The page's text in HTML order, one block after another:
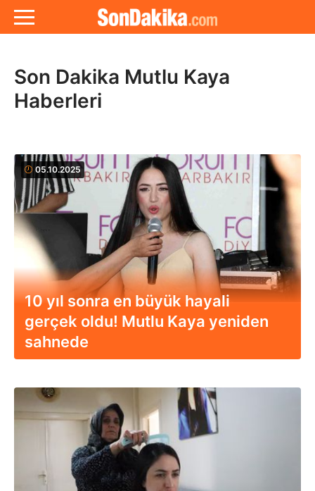
Son Dakika Mutlu Kaya
Haberleri
05.10.2025
10 yıl sonra en büyük hayali
gerçek oldu! Mutlu Kaya yeniden
sahnede
12.09.2025